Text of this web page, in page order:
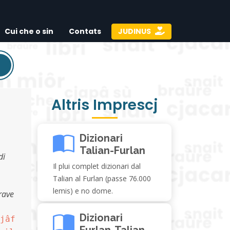
Cui che o sin Contats JUDINUS
Altris Imprescj
Dizionari
Talian-Furlan
Il plui complet dizionari dal
Talian al Furlan (passe 76.000
lemis) e no dome.
Dizionari